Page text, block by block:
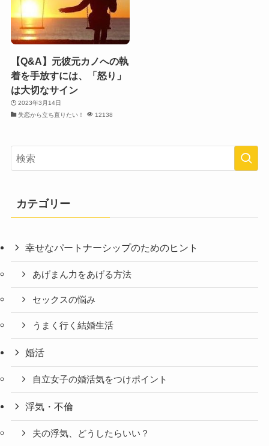
【Q&A】元彼元カノへの執
着を手放すには、「怒り」
は大切なサイン
2023年3月14日
失恋から立ち直りたい！
12138
カテゴリー
幸せなパートナーシップのためのヒント
あげまん力をあげる方法
セックスの悩み
うまく行く結婚生活
婚活
自立女子の婚活気をつけポイント
浮気・不倫
夫の浮気、どうしたらいい？